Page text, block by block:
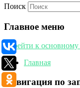
Поиск
Главное меню
Перейти к
Главная
Навигация по